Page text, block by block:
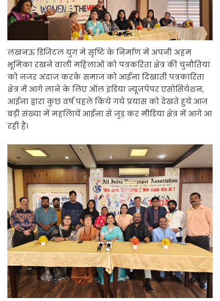
लखनऊ डिजिटल युग मे सृष्टि के निर्माण में अपनी अहम
भूमिका रखने वाली महिलाओं को पत्रकरिता क्षेत्र की चुनौतियां
को नजर अंदाज करके समाज को आईना दिखाती पत्रकारिता
क्षेत्र में आगे लाने के लिए ऑल इंडिया न्यूज़पेपर एसोसियेशन,
आईना द्वारा कुछ वर्ष पहले किये गये प्रयास को देखते हुये आज
बड़ी संख्या में महलिायें आईना से जुड़ कर मीडिया क्षेत्र में आगे आ
रही हैं।